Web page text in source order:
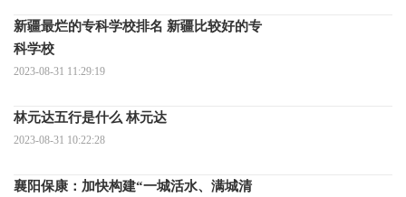
新疆最烂的专科学校排名 新疆比较好的专
科学校
2023-08-31 11:29:19
林元达五行是什么 林元达
2023-08-31 10:22:28
襄阳保康：加快构建“一城活水、满城清